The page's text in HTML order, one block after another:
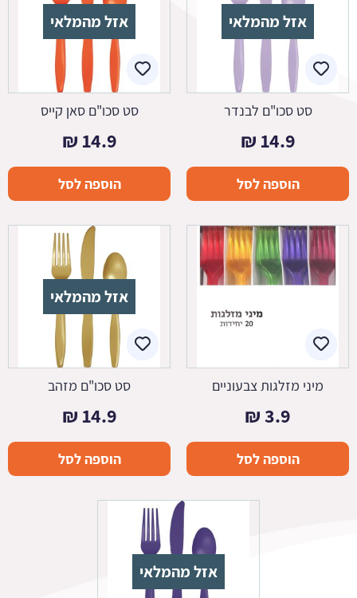
אזל מהמלאי
סט סכו"ם לבנדר
14.9
₪
הוספה לסל
אזל מהמלאי
סט סכו"ם סאן קייס
14.9
₪
הוספה לסל
מיני מזלגות צבעוניים
3.9
₪
הוספה לסל
אזל מהמלאי
סט סכו"ם מזהב
14.9
₪
הוספה לסל
אזל מהמלאי